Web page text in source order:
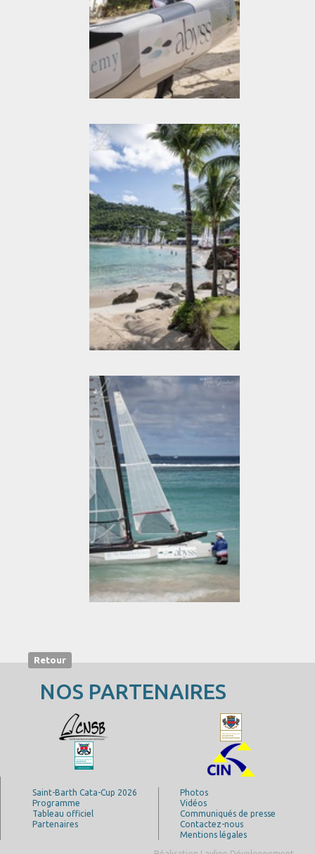
Retour
NOS PARTENAIRES
Saint-Barth Cata-Cup 2026
Programme
Tableau officiel
Partenaires
Photos
Vidéos
Communiqués de presse
Contactez-nous
Mentions légales